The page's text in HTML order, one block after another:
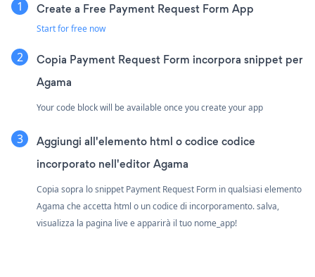
Create a Free Payment Request Form App
Start for free now
Copia Payment Request Form incorpora snippet per
Agama
Your code block will be available once you create your app
Aggiungi all'elemento html o codice codice
incorporato nell'editor Agama
Copia sopra lo snippet Payment Request Form in qualsiasi elemento
Agama che accetta html o un codice di incorporamento. salva,
visualizza la pagina live e apparirà il tuo nome_app!